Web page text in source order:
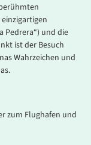
Pedrera“) und die
ist der Besuch
Wahrzeichen und
zum Flughafen und